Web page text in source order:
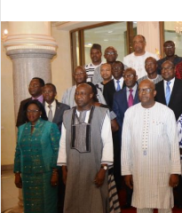
v
o
y
r
u
n
o